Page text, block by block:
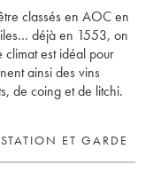
classés en AOC en
déjà en 1553, on
est idéal pour
ainsi des vins
de coing et de litchi.
ET GARDE